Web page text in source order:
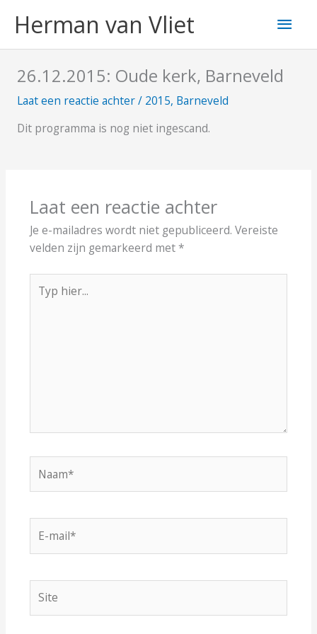
naarHerman van Vliet
26.12.2015: Oude kerk, Barneveld
Laat een reactie achter/ 2015, Barneveld
Dit programma is nog niet ingescand.
Laat een reactie achter
Je e-mailadres wordt niet gepubliceerd. Vereiste
velden zijn gemarkeerd met*
hier...
mail*